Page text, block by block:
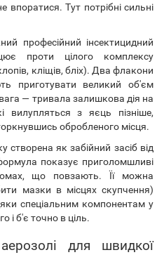
Тут потрібні сильні
професійний інсектицидний
проти цілого комплексу
кліщів, бліх). Два флакони
приготувати великий об'єм
— тривала залишкова дія на
вилупляться з яєць пізніше,
обробленого місця.
створена як забійний засіб від
показує приголомшливі
що повзають. Її можна
мазки в місцях скупчення)
спеціальним компонентам у
і б'є точно в ціль.
для швидкої